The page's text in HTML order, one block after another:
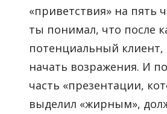
«приветствия» на пять
ты понимал, что после
потенциальный
начать возражения. И
часть «презентации,
выделил «жирным»,